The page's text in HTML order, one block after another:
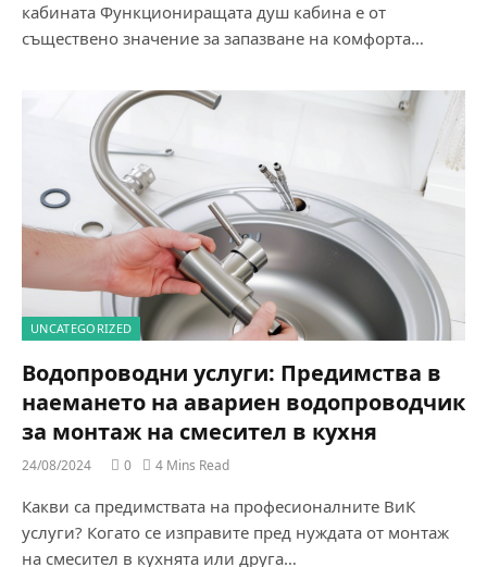
кабината Функциониращата душ кабина е от
съществено значение за запазване на комфорта…
UNCATEGORIZED
Водопроводни услуги: Предимства в
наемането на авариен водопроводчик
за монтаж на смесител в кухня
24/08/2024 0 4 Mins Read
Какви са предимствата на професионалните ВиК
услуги? Когато се изправите пред нуждата от монтаж
на смесител в кухнята или друга…